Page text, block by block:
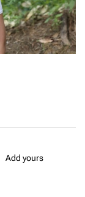
Add yours